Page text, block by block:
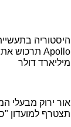
היסטוריה
מיליארד דולר
אור ירוק מבעלי
תצטרף למועדון